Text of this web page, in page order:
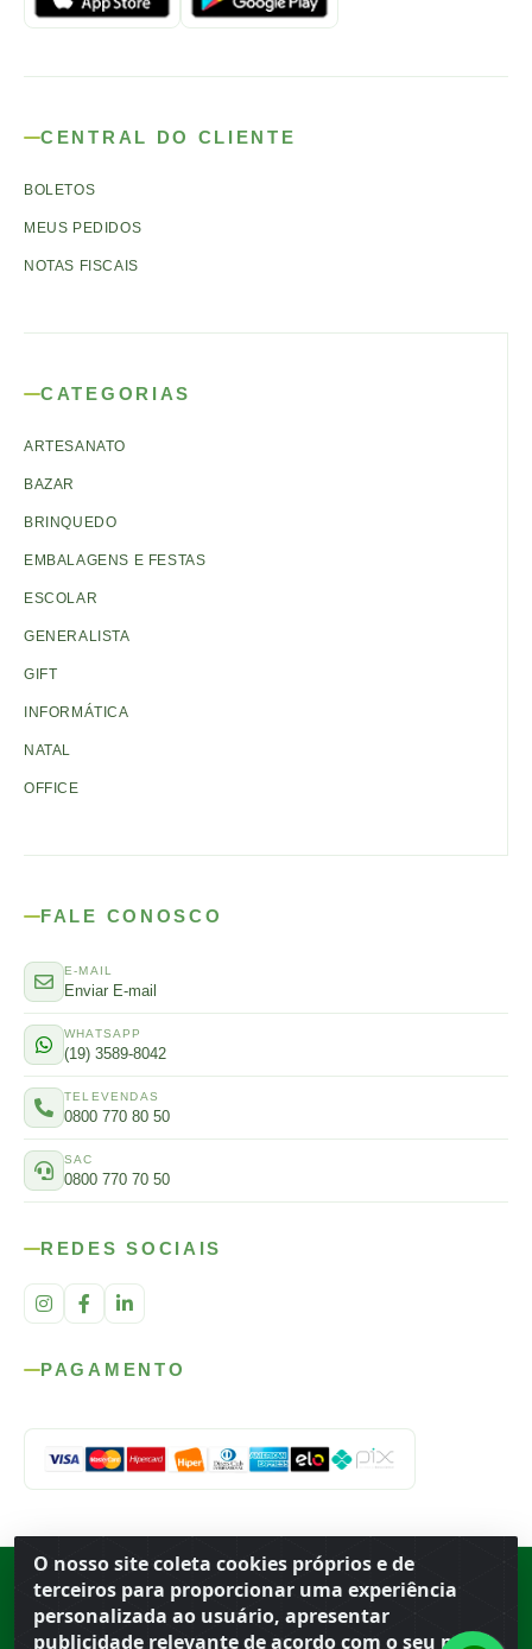
O nosso site coleta cookies próprios e de
terceiros para proporcionar uma experiência
personalizada ao usuário, apresentar
publicidade relevante de acordo com o seu perfil
CENTRAL DO CLIENTE
BOLETOS
MEUS PEDIDOS
NOTAS FISCAIS
CATEGORIAS
ARTESANATO
BAZAR
BRINQUEDO
EMBALAGENS E FESTAS
ESCOLAR
GENERALISTA
GIFT
INFORMÁTICA
NATAL
OFFICE
FALE CONOSCO
E-MAIL
Enviar E-mail
WHATSAPP
(19) 3589-8042
TELEVENDAS
0800 770 80 50
SAC
0800 770 70 50
REDES SOCIAIS
PAGAMENTO
Porto Ferreira ·BR
13.669-899· CNPJ 56.679.863/0001-91
© 2026 Atacado Ideal